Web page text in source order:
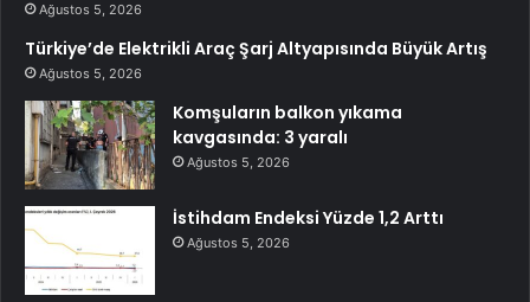
Ağustos 5, 2026
Türkiye’de Elektrikli Araç Şarj Altyapısında Büyük Artış
Ağustos 5, 2026
Komşuların balkon yıkama
kavgasında: 3 yaralı
Ağustos 5, 2026
İstihdam Endeksi Yüzde 1,2 Arttı
Ağustos 5, 2026